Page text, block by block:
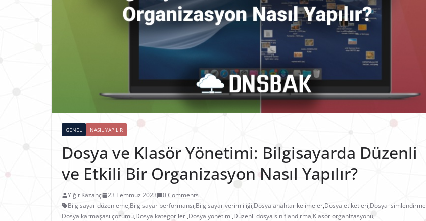
GENEL NASIL YAPILIR
Dosya ve Klasör Yönetimi: Bilgisayarda Düzenli
ve Etkili Bir Organizasyon Nasıl Yapılır?
Yiğit Kazanç 23 Temmuz 2023
0 Comments
Bilgisayar düzenleme,Bilgisayar performansı,Bilgisayar verimliliği,Dosya anahtar kelimeler,Dosya etiketleri,Dosya isimlendirme
Dosya karmaşası çözümü,Dosya kategorileri,Dosya yönetimi,Düzenli dosya sınıflandırma,Klasör organizasyonu,